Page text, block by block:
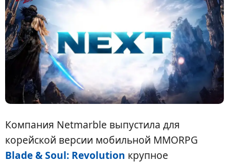
Компания Netmarble выпустила для
корейской версии мобильной MMORPG
Blade & Soul: Revolution крупное